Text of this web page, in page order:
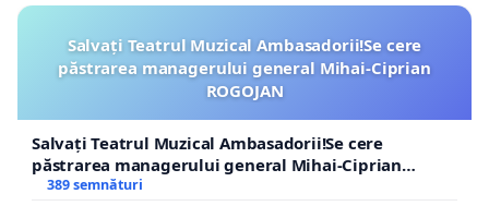
Salvați Teatrul Muzical Ambasadorii!Se cere
păstrarea managerului general Mihai-Ciprian
ROGOJAN
Salvați Teatrul Muzical Ambasadorii!Se cere
păstrarea managerului general Mihai-Ciprian
ROGOJAN
389 semnături